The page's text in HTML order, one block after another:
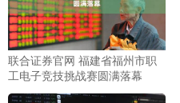
联合证券官网 福建省福州市职
工电子竞技挑战赛圆满落幕